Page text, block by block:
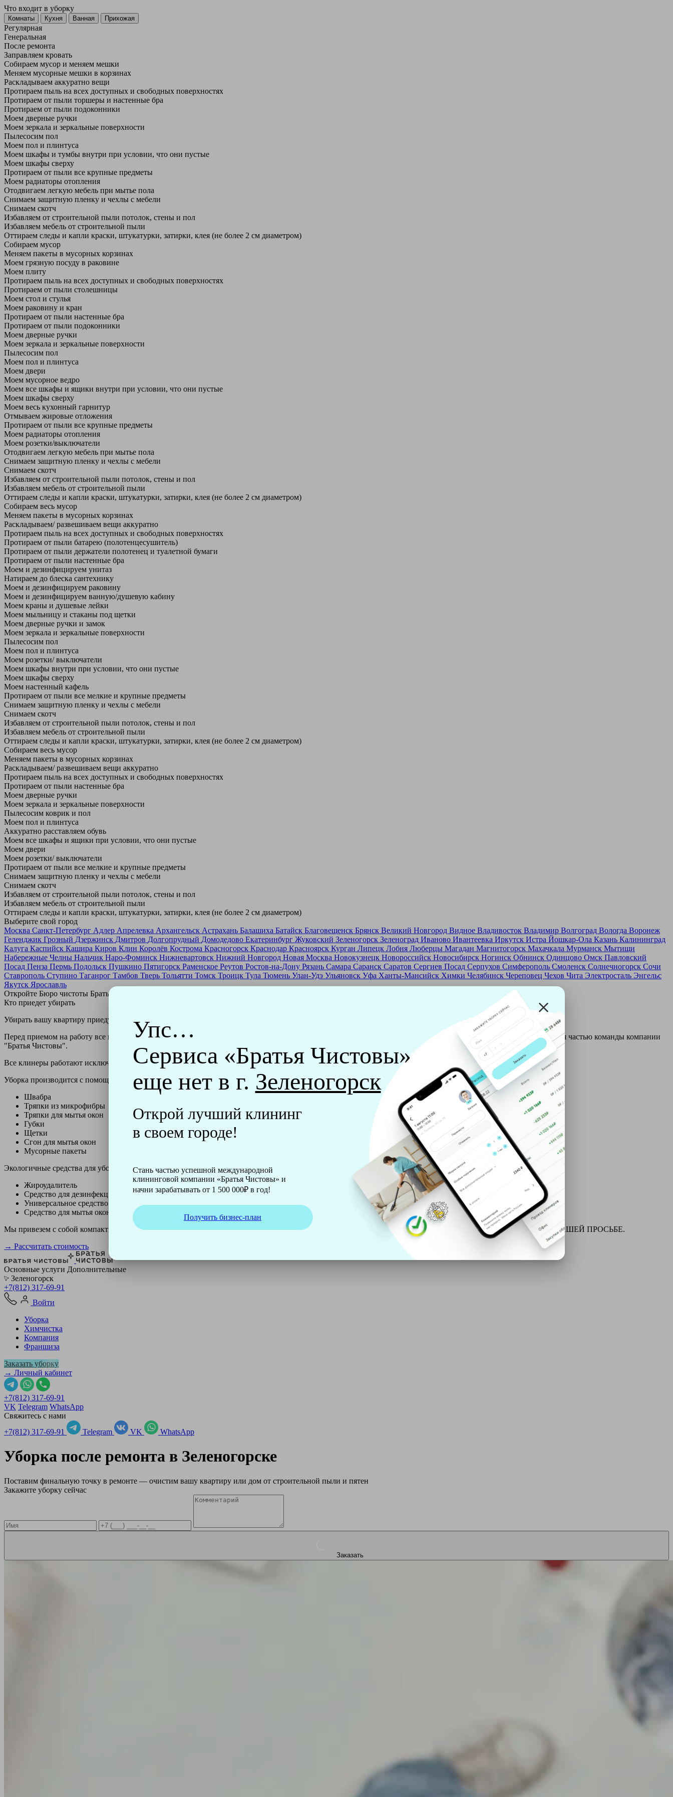
Упс…
Сервиса «Братья Чистовы»
еще нет в г. Зеленогорск
Открой лучший клининг
в своем городе!
Стань частью успешной международной
клининговой компании «Братья Чистовы» и
начни зарабатывать от 1 500 000₽ в год!
Получить бизнес-план
Что входит в уборку
Регу­лярная
Гене­ральная
После ремонта
Заправляем кровать
Собираем мусор и меняем мешки
Меняем мусорные мешки в корзинах
Раскладываем аккуратно вещи
Протираем пыль на всех доступных и свободных поверхностях
Протираем от пыли торшеры и настенные бра
Протираем от пыли подоконники
Моем дверные ручки
Моем зеркала и зеркальные поверхности
Пылесосим пол
Моем пол и плинтуса
Моем шкафы и тумбы внутри при условии, что они пустые
Моем шкафы сверху
Протираем от пыли все крупные предметы
Моем радиаторы отопления
Отодвигаем легкую мебель при мытье пола
Снимаем защитную пленку и чехлы с мебели
Снимаем скотч
Избавляем от строительной пыли потолок, стены и пол
Избавляем мебель от строительной пыли
Оттираем следы и капли краски, штукатурки, затирки, клея (не более 2 см диаметром)
Собираем мусор
Меняем пакеты в мусорных корзинах
Моем грязную посуду в раковине
Моем плиту
Протираем пыль на всех доступных и свободных поверхностях
Протираем от пыли столешницы
Моем стол и стулья
Моем раковину и кран
Протираем от пыли настенные бра
Протираем от пыли подоконники
Моем дверные ручки
Моем зеркала и зеркальные поверхности
Пылесосим пол
Моем пол и плинтуса
Моем двери
Моем мусорное ведро
Моем все шкафы и ящики внутри при условии, что они пустые
Моем шкафы сверху
Моем весь кухонный гарнитур
Отмываем жировые отложения
Протираем от пыли все крупные предметы
Моем радиаторы отопления
Моем розетки/выключатели
Отодвигаем легкую мебель при мытье пола
Снимаем защитную пленку и чехлы с мебели
Снимаем скотч
Избавляем от строительной пыли потолок, стены и пол
Избавляем мебель от строительной пыли
Оттираем следы и капли краски, штукатурки, затирки, клея (не более 2 см диаметром)
Собираем весь мусор
Меняем пакеты в мусорных корзинах
Раскладываем/ развешиваем вещи аккуратно
Протираем пыль на всех доступных и свободных поверхностях
Протираем от пыли батарею (полотенцесушитель)
Протираем от пыли держатели полотенец и туалетной бумаги
Протираем от пыли настенные бра
Моем и дезинфицируем унитаз
Натираем до блеска сантехнику
Моем и дезинфицируем раковину
Моем и дезинфицируем ванную/душевую кабину
Моем краны и душевые лейки
Моем мыльницу и стаканы под щетки
Моем дверные ручки и замок
Моем зеркала и зеркальные поверхности
Пылесосим пол
Моем пол и плинтуса
Моем розетки/ выключатели
Моем шкафы внутри при условии, что они пустые
Моем шкафы сверху
Моем настенный кафель
Протираем от пыли все мелкие и крупные предметы
Снимаем защитную пленку и чехлы с мебели
Снимаем скотч
Избавляем от строительной пыли потолок, стены и пол
Избавляем мебель от строительной пыли
Оттираем следы и капли краски, штукатурки, затирки, клея (не более 2 см диаметром)
Собираем весь мусор
Меняем пакеты в мусорных корзинах
Раскладываем/ развешиваем вещи аккуратно
Протираем пыль на всех доступных и свободных поверхностях
Протираем от пыли настенные бра
Моем дверные ручки
Моем зеркала и зеркальные поверхности
Пылесосим коврик и пол
Моем пол и плинтуса
Аккуратно расставляем обувь
Моем все шкафы и ящики при условии, что они пустые
Моем двери
Моем розетки/ выключатели
Протираем от пыли все мелкие и крупные предметы
Снимаем защитную пленку и чехлы с мебели
Снимаем скотч
Избавляем от строительной пыли потолок, стены и пол
Избавляем мебель от строительной пыли
Оттираем следы и капли краски, штукатурки, затирки, клея (не более 2 см диаметром)
Выберите свой город
Москва Санкт-Петербург Адлер Апрелевка Архангельск Астрахань Балашиха Батайск Благовещенск Брянск Великий Новгород Видное Владивосток Владимир Волгоград Вологда Воронеж
Геленджик Грозный Дзержинск Дмитров Долгопрудный Домодедово Екатеринбург Жуковский Зеленогорск Зеленоград Иваново Ивантеевка Иркутск Истра Йошкар-Ола Казань Калининград
Калуга Каспийск Кашира Киров Клин Королёв Кострома Красногорск Краснодар Красноярск Курган Липецк Лобня Люберцы Магадан Магнитогорск Махачкала Мурманск Мытищи
Набережные Челны Нальчик Наро-Фоминск Нижневартовск Нижний Новгород Новая Москва Новокузнецк Новороссийск Новосибирск Ногинск Обнинск Одинцово Омск Павловский
Посад Пенза Пермь Подольск Пушкино Пятигорск Раменское Реутов Ростов-на-Дону Рязань Самара Саранск Саратов Сергиев Посад Серпухов Симферополь Смоленск Солнечногорск Сочи
Ставрополь Ступино Таганрог Тамбов Тверь Тольятти Томск Троицк Тула Тюмень Улан-Удэ Ульяновск Уфа Ханты-Мансийск Химки Челябинск Череповец Чехов Чита Электросталь Энгельс
Якутск Ярославль
Откройте Бюро чистоты Братьев Чистовых в своем городе по
Кто приедет убирать
Убирать вашу квартиру приедут профессионально обученные клинеры - русские девушки, в возрасте от 24 до 40 лет.
Перед приемом на работу все клинеры проходят аттестацию в нашем обучающем центре, а также проверку в службе безопасности и только после этого становятся частью команды компании
"Братья Чистовы".
Все клинеры работают исключительно в форме с логотипом компании "Братья Чистовы".
Уборка производится с помощью профессиональных технических и химический средств, которые наши клинеры привозят с собой:
Швабра
Тряпки из микрофибры
Тряпки для мытья окон
Губки
Щетки
Сгон для мытья окон
Мусорные пакеты
Экологичные средства для уборки немецкой марки Kiehl:
Жироудалитель
Средство для дезинфекции
Универсальное средство
Средство для мытья окон
Мы привезем с собой компактный профессиональный пылесос фирмы Soteco, а также утюг, ведро, парогенератор, аппарат для химчистки и многое другое ПО ВАШЕЙ ПРОСЬБЕ.
→ Рассчитать стоимость
Основные услуги Дополнительные
Зеленогорск
+7(812) 317-69-91
Войти
Уборка
Химчистка
Компания
Франшиза
Заказать уборку
→ Личный кабинет
+7(812) 317-69-91
VK Telegram WhatsApp
Свяжитесь с нами
+7(812) 317-69-91
Telegram VK WhatsApp
Уборка после ремонта в Зеленогорске
Поставим финальную точку в ремонте — очистим вашу квартиру или дом от строительной пыли и пятен
Закажите уборку сейчас
Заказать